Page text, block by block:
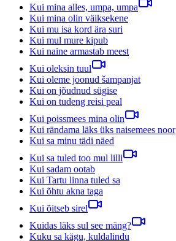
Kui mina alles, umpa, umpa
Kui mina olin väiksekene
Kui mu isa kord ära suri
Kui mul mure kipub
Kui naine armastab meest
Kui oleksin tuul
Kui oleme joonud šampanjat
Kui on jõudnud sügise
Kui on tudeng reisi peal
Kui poissmees mina olin
Kui rändama läks üks naisemees noor
Kui sa minu tädi näed
Kui sa tuled too mul lilli
Kui sadam ootab
Kui Tartu linna tuled sa
Kui õhtu akna taga
Kui õitseb sirel
Kuidas läks sul see mäng?
Kuku sa kägu, kuldalindu